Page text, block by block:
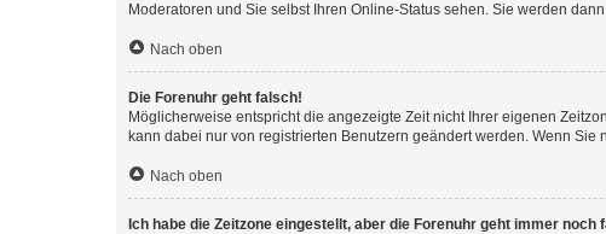
Moderatoren und Sie selbst Ihren Online-Status sehen. Sie werden
Nach oben
Die Forenuhr geht falsch!
Möglicherweise entspricht die angezeigte Zeit nicht Ihrer eigenen
kann dabei nur von registrierten Benutzern geändert werden. Wenn
Nach oben
Ich habe die Zeitzone eingestellt, aber die Forenuhr geht immer noch